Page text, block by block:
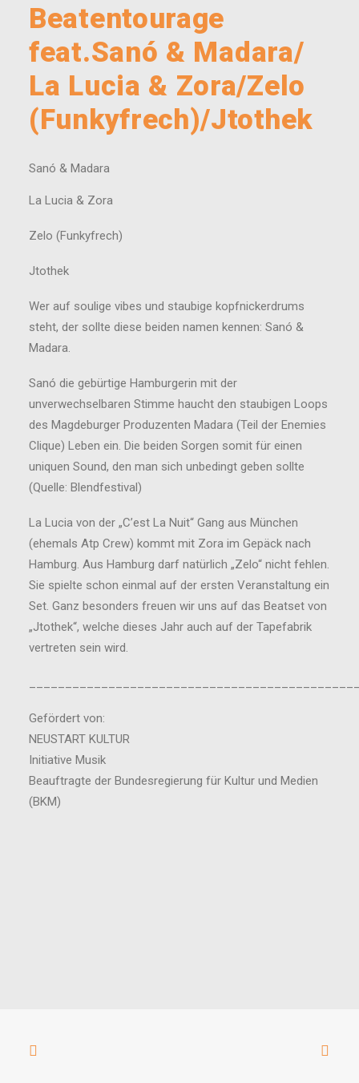
Beatentourage
feat.Sanó & Madara/
La Lucia & Zora/Zelo
(Funkyfrech)/Jtothek
Sanó & Madara
La Lucia & Zora
Zelo (Funkyfrech)
Jtothek
Wer auf soulige vibes und staubige kopfnickerdrums
steht, der sollte diese beiden namen kennen: Sanó &
Madara.
Sanó die gebürtige Hamburgerin mit der
unverwechselbaren Stimme haucht den staubigen Loops
des Magdeburger Produzenten Madara (Teil der Enemies
Clique) Leben ein. Die beiden Sorgen somit für einen
uniquen Sound, den man sich unbedingt geben sollte
(Quelle: Blendfestival)
La Lucia von der „C’est La Nuit“ Gang aus München
(ehemals Atp Crew) kommt mit Zora im Gepäck nach
Hamburg. Aus Hamburg darf natürlich „Zelo“ nicht fehlen.
Sie spielte schon einmal auf der ersten Veranstaltung ein
Set. Ganz besonders freuen wir uns auf das Beatset von
„Jtothek“, welche dieses Jahr auch auf der Tapefabrik
vertreten sein wird.
Gefördert von:
NEUSTART KULTUR
Initiative Musik
Beauftragte der Bundesregierung für Kultur und Medien
(BKM)